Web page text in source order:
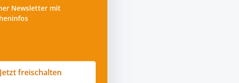
Newsletter mit
Jetzt freischalten